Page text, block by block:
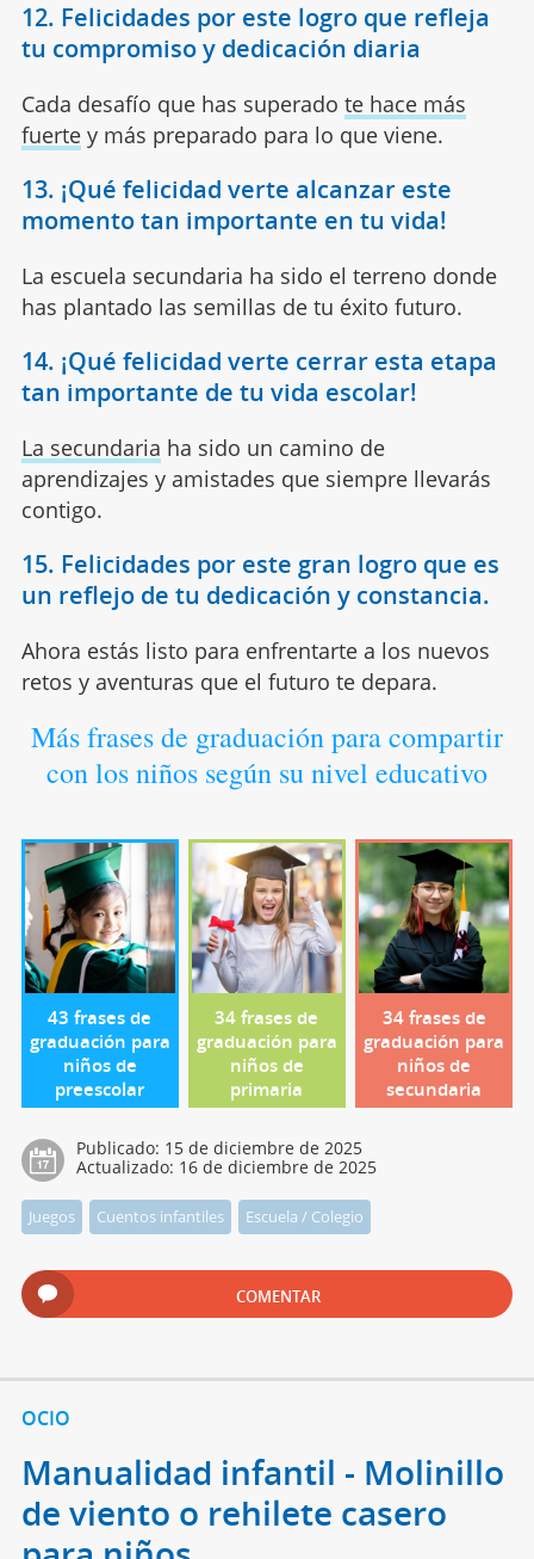
12. Felicidades por este logro que refleja
tu compromiso y dedicación diaria
Cada desafío que has superado te hace más
fuertey más preparado para lo que viene.
13. ¡Qué felicidad verte alcanzar este
momento tan importante en tu vida!
La escuela secundaria ha sido el terreno donde
has plantado las semillas de tu éxito futuro.
14. ¡Qué felicidad verte cerrar esta etapa
tan importante de tu vida escolar!
La secundaria ha sido un camino de
aprendizajes y amistades que siempre llevarás
contigo.
15. Felicidades por este gran logro que es
un reflejo de tu dedicación y constancia.
Ahora estás listo para enfrentarte a los nuevos
retos y aventuras que el futuro te depara.
Más frases de graduación para compartir
con los niños según su nivel educativo
43 frases de
graduación para
niños de
preescolar
34 frases de
graduación para
niños de
primaria
34 frases de
graduación para
niños de
secundaria
Publicado: 15 de diciembre de 2025
Actualizado: 16 de diciembre de 2025
Juegos Cuentos infantiles Escuela / Colegio
COMENTAR
OCIO
Manualidad infantil - Molinillo
de viento o rehilete casero